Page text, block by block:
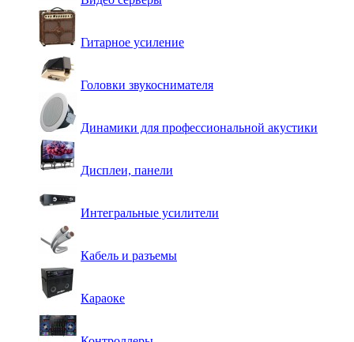
Гитарное усиление
Головки звукоснимателя
Динамики для профессиональной акустики
Дисплеи, панели
Интегральные усилители
Кабель и разъемы
Караоке